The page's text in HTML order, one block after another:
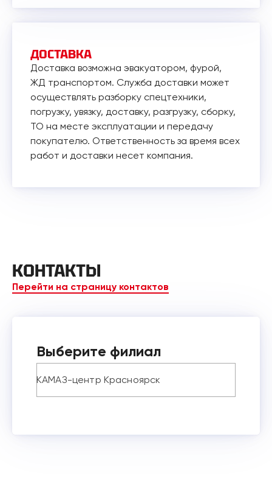
ДОСТАВКА
Доставка возможна эвакуатором, фурой,
ЖД транспортом. Служба доставки может
осуществлять разборку спецтехники,
погрузку, увязку, доставку, разгрузку, сборку,
ТО на месте эксплуатации и передачу
покупателю. Ответственность за время всех
работ и доставки несет компания.
КОНТАКТЫ
Перейти на страницу контактов
Выберите филиал
КАМАЗ-центр Красноярск